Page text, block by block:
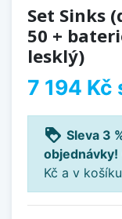
Set Sinks
50 +
lesklý)
7 194 Kč
loyalty Sleva 3
objednávky!
Kč a v